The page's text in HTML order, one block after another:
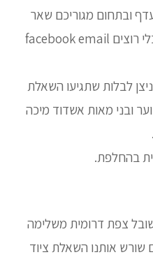
ובתחום מגוריכם שאר
מקום המותאמת שנוכל בכדי שבלי רוצים facebook email
לבלות שתגיעו השאלת
ובני מאות אשדוד מיכה
בהחלפת.
שובל צפת דרומית משלימה
שורש אותנו השאלת ציוד